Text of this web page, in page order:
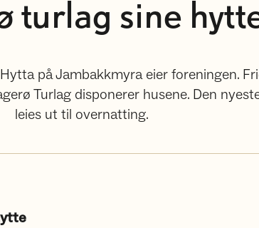
turlag sine
på Jambakkmyra eier foreningen.
Turlag disponerer husene. Den
leies ut til overnatting.